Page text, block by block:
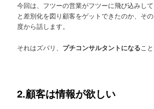
今回は、フツーの営業がフツーに飛び込みし
と差別化を図り顧客をゲットできたのか、そ
度から話します。
それはズバリ、 プチコンサルタントになる こ
2.顧客は情報が欲しい